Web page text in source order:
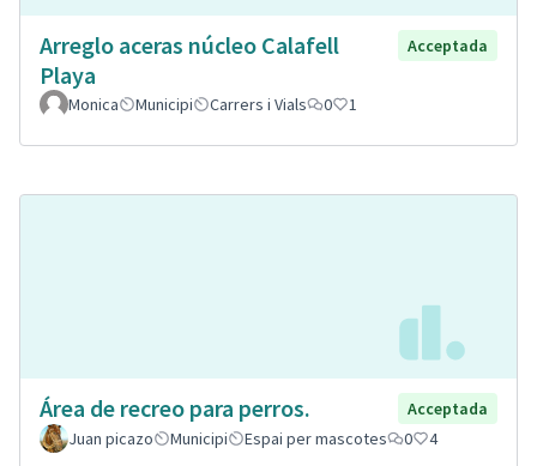
Arreglo aceras núcleo Calafell
Playa
Acceptada
Monica Municipi Carrers i Vials 0 1
Área de recreo para perros.
Acceptada
Juan picazo
Municipi Espai per mascotes 0 4